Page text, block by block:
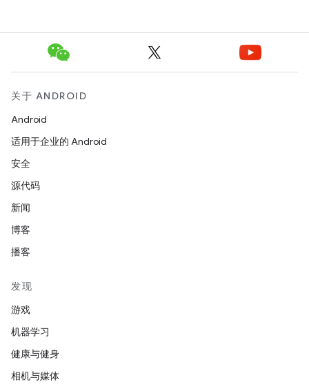
关于 ANDROID
Android
适用于企业的 Android
安全
源代码
新闻
博客
播客
发现
游戏
机器学习
健康与健身
相机与媒体